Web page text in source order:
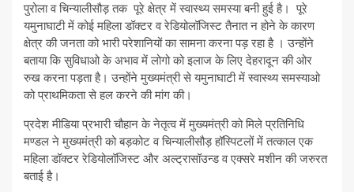
पुरोला व चिन्यालीसौड़ तक पूरे क्षेत्र में स्वास्थ्य समस्या बनी हुई है। पूरे
यमुनाघाटी में कोई महिला डॉक्टर व रेडियोलॉजिस्ट तैनात न होने के कारण
क्षेत्र की जनता को भारी परेशानियों का सामना करना पड़ रहा है । उन्होंने
बताया कि सुविधाओ के अभाव में लोगो को इलाज के लिए देहरादून की ओर
रुख करना पड़ता है। उन्होंने मुख्यमंत्री से यमुनाघाटी में स्वास्थ्य समस्याओ
को प्राथमिकता से हल करने की मांग की।
प्रदेश मीडिया प्रभारी चौहान के नेतृत्व में मुख्यमंत्री को मिले प्रतिनिधि
मण्डल ने मुख्यमंत्री को बड़कोट व चिन्यालीसौड़ हॉस्पिटलों में तत्काल एक
महिला डॉक्टर रेडियोलॉजिस्ट और अल्ट्रासॉउन्ड व एक्सरे मशीन की जरुरत
बताई है।